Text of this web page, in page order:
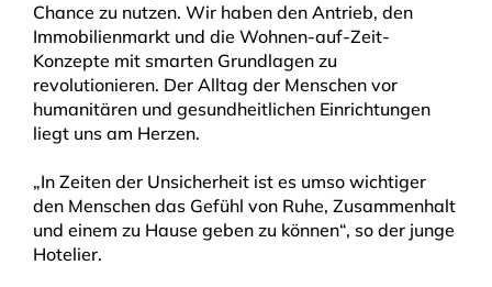
Chance zu nutzen. Wir haben den Antrieb, den
Immobilienmarkt und die Wohnen-auf-Zeit-
Konzepte mit smarten Grundlagen zu
revolutionieren. Der Alltag der Menschen vor
humanitären und gesundheitlichen Einrichtungen
liegt uns am Herzen.
„In Zeiten der Unsicherheit ist es umso wichtiger
den Menschen das Gefühl von Ruhe, Zusammenhalt
und einem zu Hause geben zu können“, so der junge
Hotelier.